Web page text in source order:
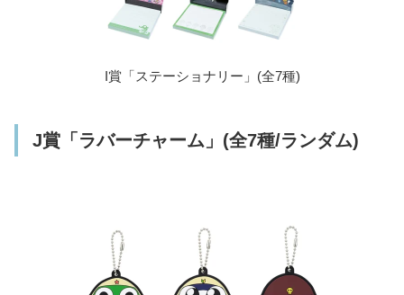
I賞「ステーショナリー」(全7種)
J賞「ラバーチャーム」(全7種/ランダム)